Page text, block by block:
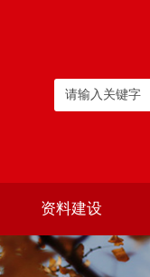
资料建设